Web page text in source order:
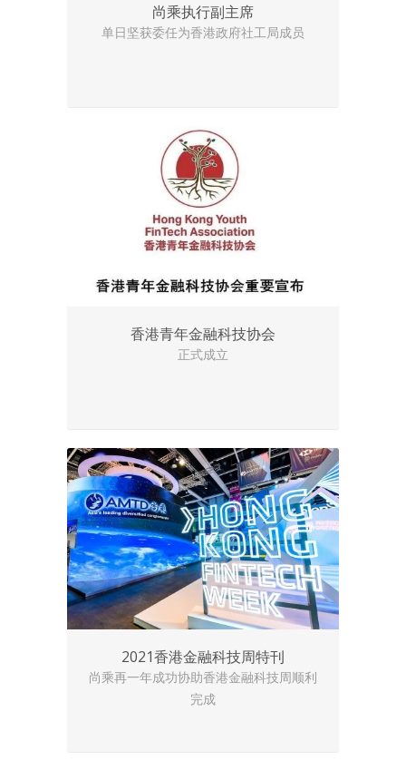
尚乘执行副主席
单日坚获委任为香港政府社工局成员
香港青年金融科技协会
正式成立
2021香港金融科技周特刊
尚乘再一年成功协助香港金融科技周顺利
完成